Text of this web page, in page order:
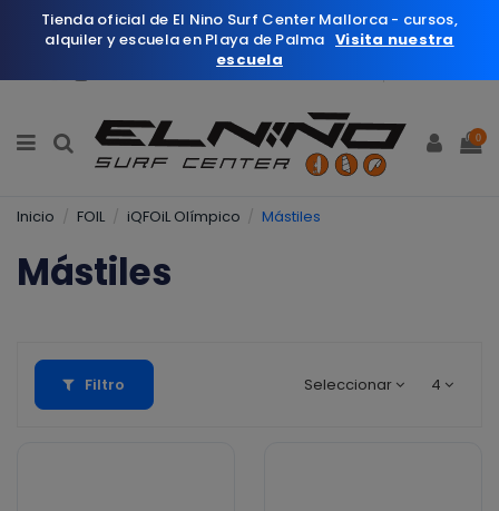
0
Inicio FOIL iQFOiL Olímpico Mástiles
Mástiles
Filtro Seleccionar 4
Tienda oficial de El Nino Surf Center Mallorca - cursos,
alquiler y escuela en Playa de Palma Visita nuestra
escuela